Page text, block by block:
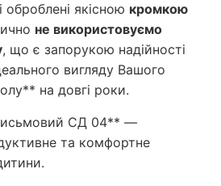
оброблені якісною кромкою
не використовуємо
, що є запорукою надійності
вигляду Вашого
на довгі роки.
СД 04** —
та комфортне